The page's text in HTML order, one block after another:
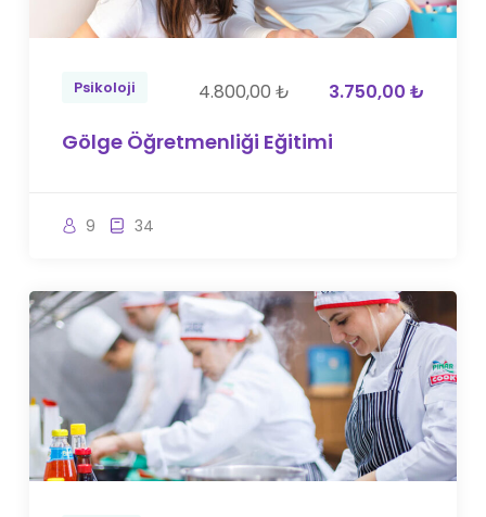
Psikoloji 4.800,00 ₺ 3.750,00 ₺
Gölge Öğretmenliği Eğitimi
9 34